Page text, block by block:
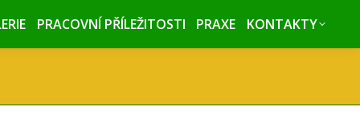
PRACOVNÍ PŘÍLEŽITOSTI PRAXE KONTAKTY
PRACOVNÍ PŘÍLEŽITOSTI PRAXE KONTAKTY